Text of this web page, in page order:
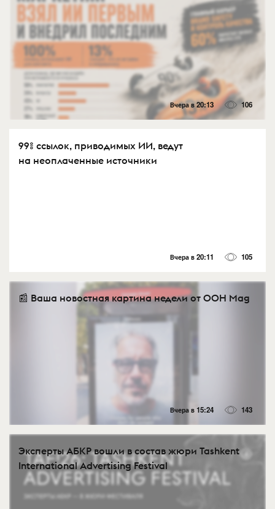
Вчера в 20:13 106
99% ссылок, приводимых ИИ, ведут
на неоплаченные источники
Вчера в 20:11 105
📰 Ваша новостная картина недели от OOH Mag
Вчера в 15:24 143
Эксперты АБКР вошли в состав жюри Tashkent
International Advertising Festival